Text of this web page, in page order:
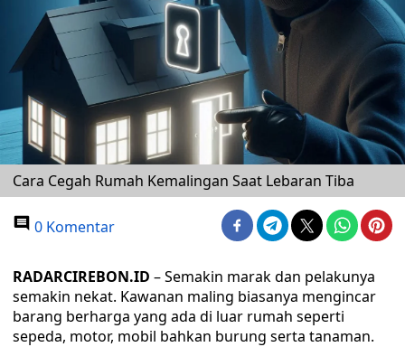
Cara Cegah Rumah Kemalingan Saat Lebaran Tiba
0 Komentar
RADARCIREBON.ID – Semakin marak dan pelakunya
semakin nekat. Kawanan maling biasanya mengincar
barang berharga yang ada di luar rumah seperti
sepeda, motor, mobil bahkan burung serta tanaman.